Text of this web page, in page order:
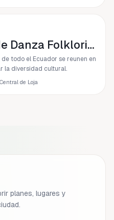
Festival de Danza Folklorica
todo el Ecuador se reunen en
la diversidad cultural.
de Loja
planes, lugares y